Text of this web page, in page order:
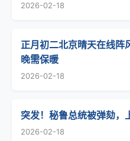
2026-02-18
正月初二北京晴天在线阵
晚需保暖
2026-02-18
突发！秘鲁总统被弹劾，
2026-02-18